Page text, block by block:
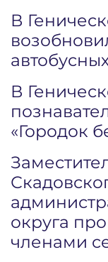
В
В
«Городок
округа
членами